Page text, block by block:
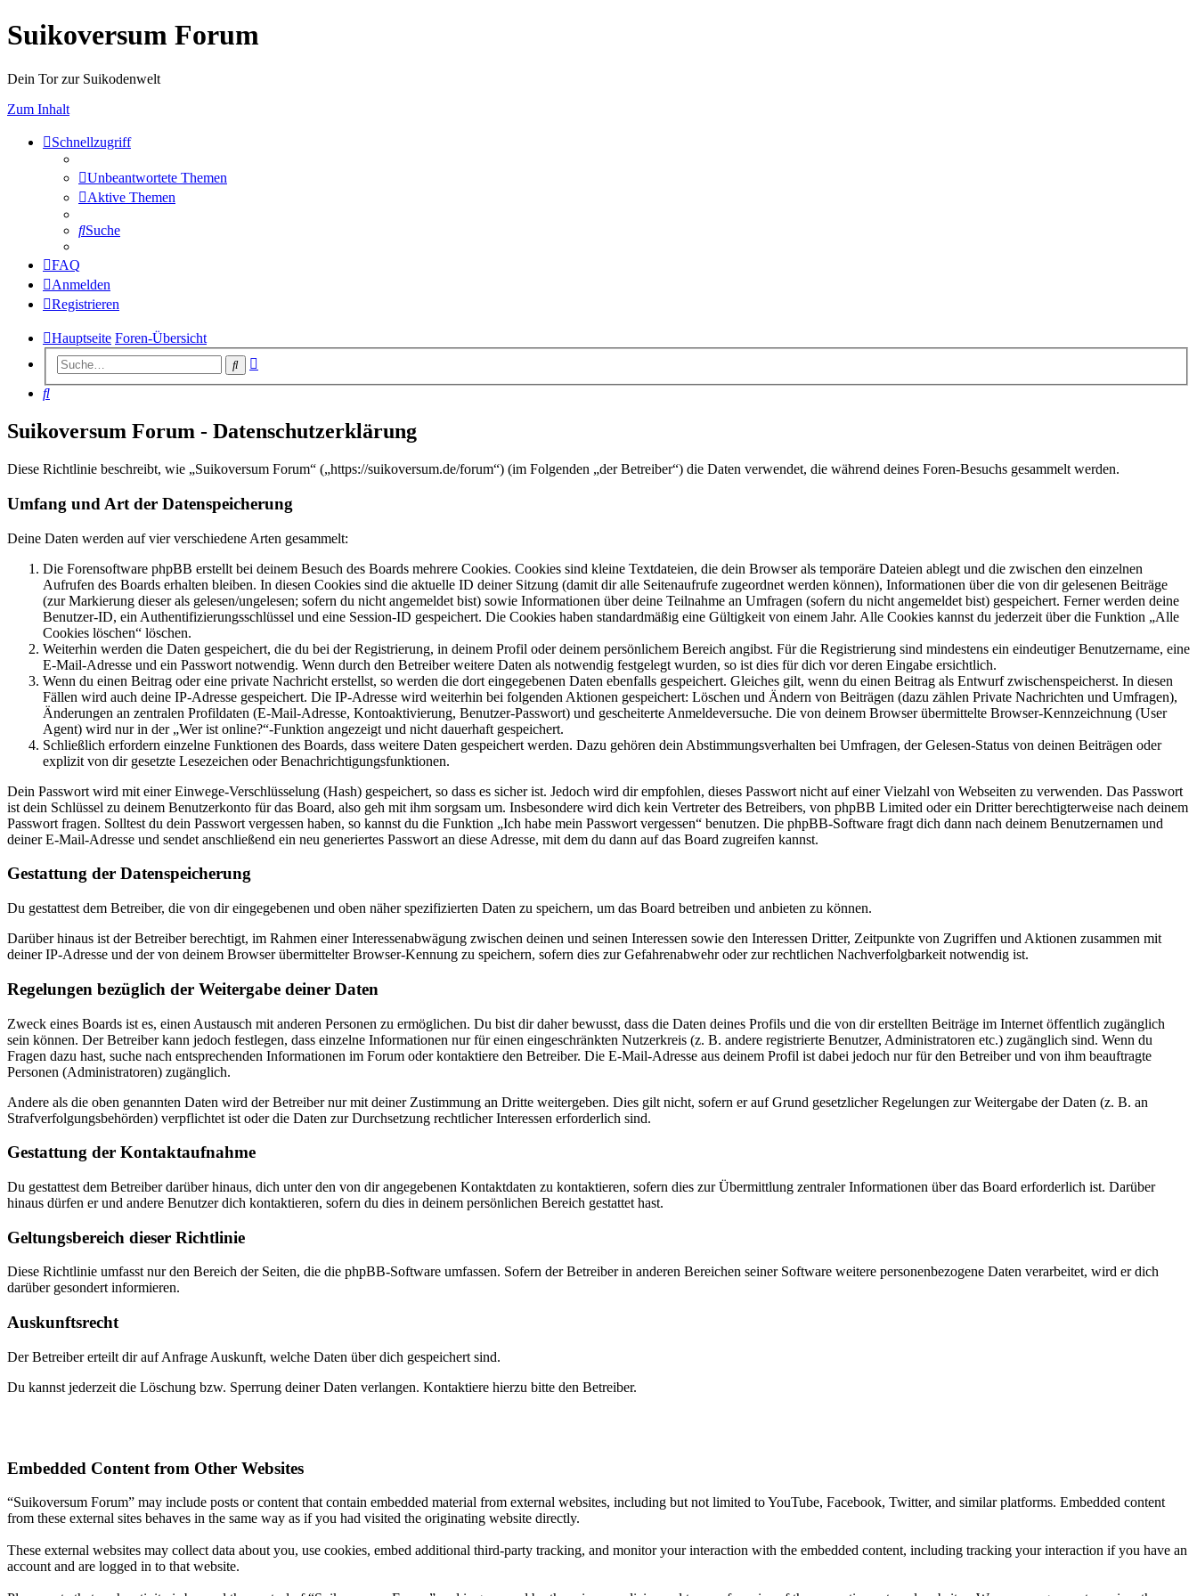
Suikoversum Forum
Dein Tor zur Suikodenwelt
Zum Inhalt
Schnellzugriff
Unbeantwortete Themen
Aktive Themen
Suche
FAQ
Anmelden
Registrieren
Hauptseite Foren-Übersicht
Suche
Suche
Suikoversum Forum - Datenschutzerklärung
Diese Richtlinie beschreibt, wie „Suikoversum Forum“ („https://suikoversum.de/forum“) (im Folgenden „der Betreiber“) die Daten verwendet, die während deines Foren-Besuchs gesammelt werden.
Umfang und Art der Datenspeicherung
Deine Daten werden auf vier verschiedene Arten gesammelt:
Die Forensoftware phpBB erstellt bei deinem Besuch des Boards mehrere Cookies. Cookies sind kleine Textdateien, die dein Browser als temporäre Dateien ablegt und die zwischen den einzelnen
Aufrufen des Boards erhalten bleiben. In diesen Cookies sind die aktuelle ID deiner Sitzung (damit dir alle Seitenaufrufe zugeordnet werden können), Informationen über die von dir gelesenen Beiträge
(zur Markierung dieser als gelesen/ungelesen; sofern du nicht angemeldet bist) sowie Informationen über deine Teilnahme an Umfragen (sofern du nicht angemeldet bist) gespeichert. Ferner werden deine
Benutzer-ID, ein Authentifizierungsschlüssel und eine Session-ID gespeichert. Die Cookies haben standardmäßig eine Gültigkeit von einem Jahr. Alle Cookies kannst du jederzeit über die Funktion „Alle
Cookies löschen“ löschen.
Weiterhin werden die Daten gespeichert, die du bei der Registrierung, in deinem Profil oder deinem persönlichem Bereich angibst. Für die Registrierung sind mindestens ein eindeutiger Benutzername, eine
E-Mail-Adresse und ein Passwort notwendig. Wenn durch den Betreiber weitere Daten als notwendig festgelegt wurden, so ist dies für dich vor deren Eingabe ersichtlich.
Wenn du einen Beitrag oder eine private Nachricht erstellst, so werden die dort eingegebenen Daten ebenfalls gespeichert. Gleiches gilt, wenn du einen Beitrag als Entwurf zwischenspeicherst. In diesen
Fällen wird auch deine IP-Adresse gespeichert. Die IP-Adresse wird weiterhin bei folgenden Aktionen gespeichert: Löschen und Ändern von Beiträgen (dazu zählen Private Nachrichten und Umfragen),
Änderungen an zentralen Profildaten (E-Mail-Adresse, Kontoaktivierung, Benutzer-Passwort) und gescheiterte Anmeldeversuche. Die von deinem Browser übermittelte Browser-Kennzeichnung (User
Agent) wird nur in der „Wer ist online?“-Funktion angezeigt und nicht dauerhaft gespeichert.
Schließlich erfordern einzelne Funktionen des Boards, dass weitere Daten gespeichert werden. Dazu gehören dein Abstimmungsverhalten bei Umfragen, der Gelesen-Status von deinen Beiträgen oder
explizit von dir gesetzte Lesezeichen oder Benachrichtigungsfunktionen.
Dein Passwort wird mit einer Einwege-Verschlüsselung (Hash) gespeichert, so dass es sicher ist. Jedoch wird dir empfohlen, dieses Passwort nicht auf einer Vielzahl von Webseiten zu verwenden. Das Passwort
ist dein Schlüssel zu deinem Benutzerkonto für das Board, also geh mit ihm sorgsam um. Insbesondere wird dich kein Vertreter des Betreibers, von phpBB Limited oder ein Dritter berechtigterweise nach deinem
Passwort fragen. Solltest du dein Passwort vergessen haben, so kannst du die Funktion „Ich habe mein Passwort vergessen“ benutzen. Die phpBB-Software fragt dich dann nach deinem Benutzernamen und
deiner E-Mail-Adresse und sendet anschließend ein neu generiertes Passwort an diese Adresse, mit dem du dann auf das Board zugreifen kannst.
Gestattung der Datenspeicherung
Du gestattest dem Betreiber, die von dir eingegebenen und oben näher spezifizierten Daten zu speichern, um das Board betreiben und anbieten zu können.
Darüber hinaus ist der Betreiber berechtigt, im Rahmen einer Interessenabwägung zwischen deinen und seinen Interessen sowie den Interessen Dritter, Zeitpunkte von Zugriffen und Aktionen zusammen mit
deiner IP-Adresse und der von deinem Browser übermittelter Browser-Kennung zu speichern, sofern dies zur Gefahrenabwehr oder zur rechtlichen Nachverfolgbarkeit notwendig ist.
Regelungen bezüglich der Weitergabe deiner Daten
Zweck eines Boards ist es, einen Austausch mit anderen Personen zu ermöglichen. Du bist dir daher bewusst, dass die Daten deines Profils und die von dir erstellten Beiträge im Internet öffentlich zugänglich
sein können. Der Betreiber kann jedoch festlegen, dass einzelne Informationen nur für einen eingeschränkten Nutzerkreis (z. B. andere registrierte Benutzer, Administratoren etc.) zugänglich sind. Wenn du
Fragen dazu hast, suche nach entsprechenden Informationen im Forum oder kontaktiere den Betreiber. Die E-Mail-Adresse aus deinem Profil ist dabei jedoch nur für den Betreiber und von ihm beauftragte
Personen (Administratoren) zugänglich.
Andere als die oben genannten Daten wird der Betreiber nur mit deiner Zustimmung an Dritte weitergeben. Dies gilt nicht, sofern er auf Grund gesetzlicher Regelungen zur Weitergabe der Daten (z. B. an
Strafverfolgungsbehörden) verpflichtet ist oder die Daten zur Durchsetzung rechtlicher Interessen erforderlich sind.
Gestattung der Kontaktaufnahme
Du gestattest dem Betreiber darüber hinaus, dich unter den von dir angegebenen Kontaktdaten zu kontaktieren, sofern dies zur Übermittlung zentraler Informationen über das Board erforderlich ist. Darüber
hinaus dürfen er und andere Benutzer dich kontaktieren, sofern du dies in deinem persönlichen Bereich gestattet hast.
Geltungsbereich dieser Richtlinie
Diese Richtlinie umfasst nur den Bereich der Seiten, die die phpBB-Software umfassen. Sofern der Betreiber in anderen Bereichen seiner Software weitere personenbezogene Daten verarbeitet, wird er dich
darüber gesondert informieren.
Auskunftsrecht
Der Betreiber erteilt dir auf Anfrage Auskunft, welche Daten über dich gespeichert sind.
Du kannst jederzeit die Löschung bzw. Sperrung deiner Daten verlangen. Kontaktiere hierzu bitte den Betreiber.
Embedded Content from Other Websites
“Suikoversum Forum” may include posts or content that contain embedded material from external websites, including but not limited to YouTube, Facebook, Twitter, and similar platforms. Embedded content
from these external sites behaves in the same way as if you had visited the originating website directly.
These external websites may collect data about you, use cookies, embed additional third-party tracking, and monitor your interaction with the embedded content, including tracking your interaction if you have an
account and are logged in to that website.